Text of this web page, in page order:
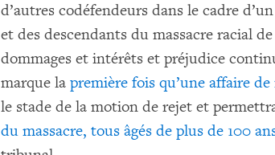
d’autres codéfendeurs dans le cadre
et des descendants du massacre racial
dommages et intérêts et préjudice
marque lapremière fois qu’une affaire
le stade de la motion de rejet et
du massacre, tous âgés de plus de 100